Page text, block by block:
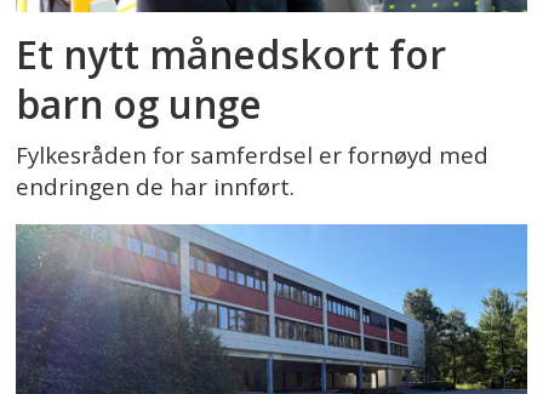
Et nytt månedskort for
barn og unge
Fylkesråden for samferdsel er fornøyd med
endringen de har innført.